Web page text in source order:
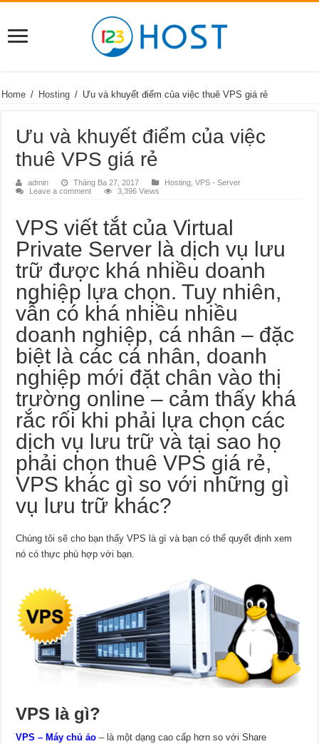
Home / Hosting / Ưu và khuyết điểm của việc thuê VPS giá rẻ
Ưu và khuyết điểm của việc
thuê VPS giá rẻ
admin Tháng Ba 27, 2017 Hosting ,VPS - Server
Leave a comment
3,396 Views
VPS viết tắt của Virtual
Private Server là dịch vụ lưu
trữ được khá nhiều doanh
nghiệp lựa chọn. Tuy nhiên,
vẫn có khá nhiều nhiều
doanh nghiệp, cá nhân – đặc
biệt là các cá nhân, doanh
nghiệp mới đặt chân vào thị
trường online – cảm thấy khá
rắc rối khi phải lựa chọn các
dịch vụ lưu trữ và tại sao họ
phải chọn thuê VPS giá rẻ,
VPS khác gì so với những gì
vụ lưu trữ khác?
Chúng tôi sẽ cho bạn thấy VPS là gì và bạn có thể quyết định xem
nó có thực phù hợp với bạn.
VPS là gì?
VPS – Máy chủ ảo – là một dạng cao cấp hơn so với Share